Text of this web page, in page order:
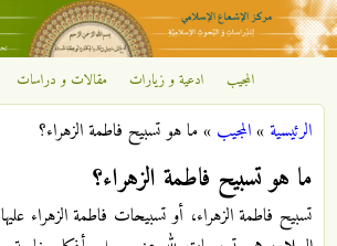
تجاوز إلى المحتوى الرئيسي
مركز
الإشعاع
الإسلامي
المجيب ادعية و زيارات مقالات و دراسات
أنت هنا
الرئيسية»المجيب »ما هو تسبيح فاطمة الزهراء؟
ما هو تسبيح فاطمة الزهراء؟
تسبيح فاطمة الزهراء، أو تسبيحات فاطمة الزهراء عليها